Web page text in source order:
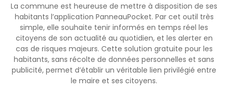
La commune est heureuse de mettre à disposition de ses
habitants l’application PanneauPocket. Par cet outil très
simple, elle souhaite tenir informés en temps réel les
citoyens de son actualité au quotidien, et les alerter en
cas de risques majeurs. Cette solution gratuite pour les
habitants, sans récolte de données personnelles et sans
publicité, permet d’établir un véritable lien privilégié entre
le maire et ses citoyens.